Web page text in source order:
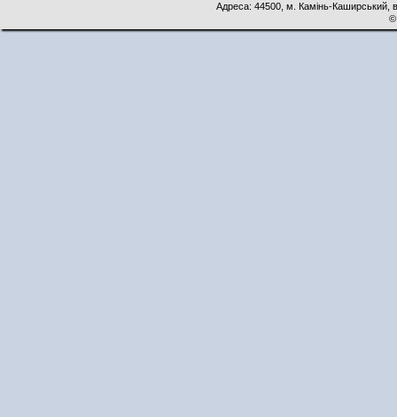
Адреса: 44500, м. Камінь-Каширський,
©